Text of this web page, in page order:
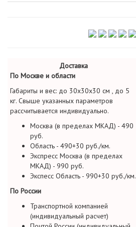
Доставка
По Москве и области
Габариты и вес: до 30х30х30 см , до 5
кг. Свыше указанных параметров
рассчитывается индивидуально.
Москва (в пределах МКАД) - 490
руб.
Область - 490+30 руб./км.
Экспресс Москва (в пределах
МКАД) - 990 руб.
Экспесс Область - 990+30 руб./км.
По России
Транспортной компанией
(индивидуальный расчет)